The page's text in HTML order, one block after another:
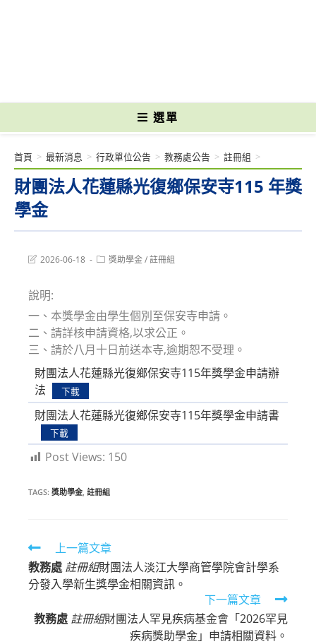
選單
財團法人花蓮縣光復鄉保安寺115 年獎
學金
首頁 > 最新消息 > 行政單位公告 > 教務處公告 > 註冊組 >
Post2026-06-18
Post獎助學金/註冊組
說明:
一、本獎學金由學生個別至保安寺申請。
二、請詳核申請資格,以求公正。
三、請於八月十日前送本寺,逾期恕不受理。
財團法人花蓮縣光復鄉保安寺115年獎學金申請辦
法
下載
財團法人花蓮縣光復鄉保安寺115年獎學金申請書
下載
Post Views: 150
TAGS: 獎助學金 註冊組
Read
more
articles
上一篇文章
教務處 註冊組財團法人淡江大學商管學院會計學系
分發入學新生獎學金相關資訊。
下一篇文章
教務處 註冊組財團法人罕見疾病基金會「2026罕見
疾病獎助學金」申請相關資料。